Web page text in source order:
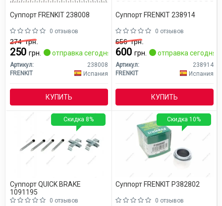
Суппорт FRENKIT 238008
0 отзывов
274грн.
250 грн. отправка сегодня
Артикул:
238008
FRENKIT
Испания
КУПИТЬ
Суппорт FRENKIT 238914
0 отзывов
656грн.
600 грн. отправка сегодня
Артикул:
238914
FRENKIT
Испания
КУПИТЬ
Суппорт QUICK BRAKE
1091195
0 отзывов
Скидка 8%
Суппорт FRENKIT P382802
0 отзывов
Скидка 10%